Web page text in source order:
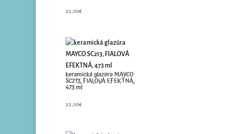
22,00€
keramická glazúra MAYCO
SC213, FIALOVÁ EFEKTNÁ,
473 ml
22,00€